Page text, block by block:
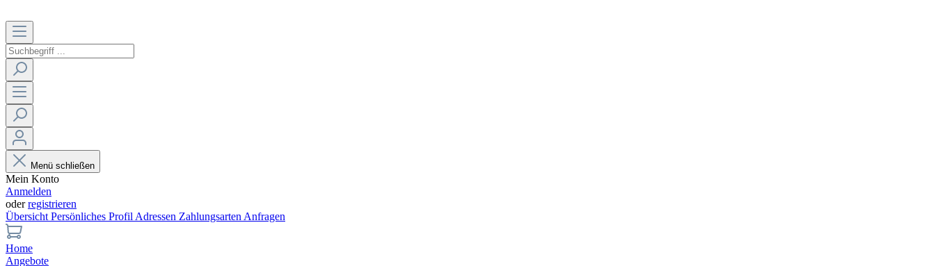
Menü schließen
Mein Konto
Anmelden
oderregistrieren
Übersicht Persönliches Profil Adressen Zahlungsarten Anfragen
Home
Angebote